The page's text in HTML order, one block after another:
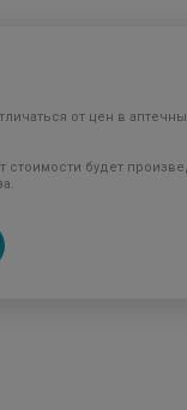
от цен в
стоимости будет